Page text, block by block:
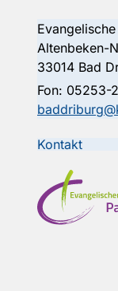
33014 Bad
Fon: 05253-
Kontakt